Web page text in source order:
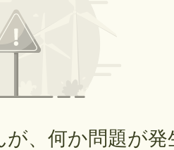
、何か問題が発